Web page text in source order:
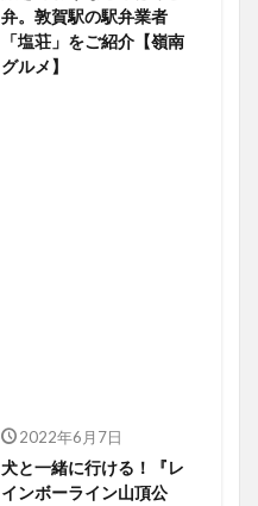
弁。敦賀駅の駅弁業者
「塩荘」をご紹介【嶺南
グルメ】
2022年6月7日
犬と一緒に行ける！『レ
インボーライン山頂公